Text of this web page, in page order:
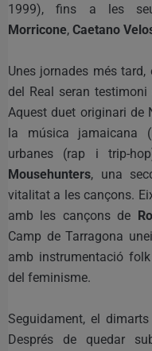
1999), fins a les
Morricone, Caetano
Unes jornades més
del Real seran testimoni
Aquest duet originari de
la música jamaicana
urbanes (rap i trip-
Mousehunters, una
vitalitat a les cançons.
amb les cançons de
Camp de Tarragona
amb instrumentació
del feminisme.
Seguidament, el
Després de quedar